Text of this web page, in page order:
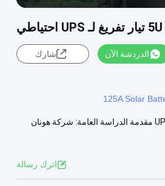
الدردشة الآن شارك
125A Solar
GCE 720V 400A التيار الفارغ 5U حجم BMS رئيسية مع 15 حزمة بطارية في سلسلة حل BMS العام لحماية UPS مقدمة الدراسة العامة: شركة هونان
اترك رسالة